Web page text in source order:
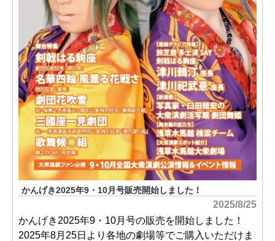
かんげき2025年9・10月号販売開始しました！
2025/8/25
かんげき2025年9・10月号の販売を開始しました！
2025年8月25日より各地の劇場等でご購入いただけま